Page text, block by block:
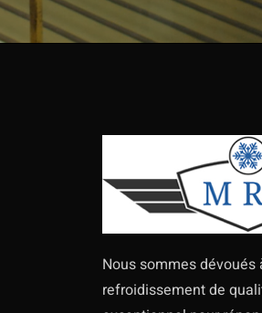
Nous sommes
refroidissement de